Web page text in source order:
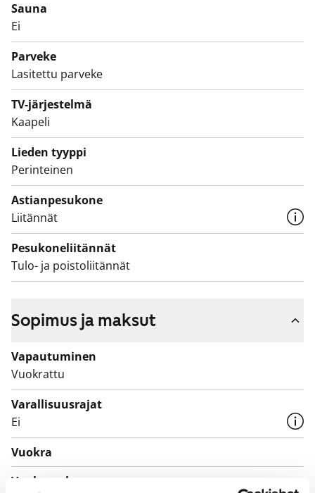
Sauna
Ei
Parveke
Lasitettu parveke
TV-järjestelmä
Kaapeli
Lieden tyyppi
Perinteinen
Astianpesukone
Liitännät
Pesukoneliitännät
Tulo- ja poistoliitännät
Sopimus ja maksut
Vapautuminen
Vuokrattu
Varallisuusrajat
Ei
Vuokra
Vuokravakuus